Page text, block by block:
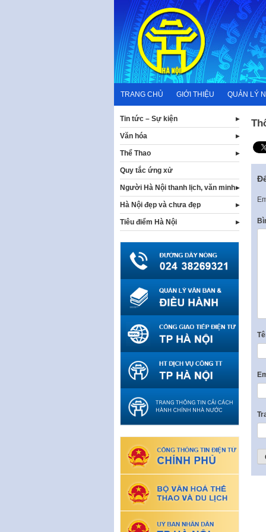
content
TRANG CHỦ GIỚI THIỆU QUẢN LÝ
Tin tức – Sự kiện
Văn hóa
Thể Thao
Quy tắc ứng xử
Người Hà Nội thanh lịch, văn minh
Hà Nội đẹp và chưa đẹp
Tiêu điểm Hà Nội